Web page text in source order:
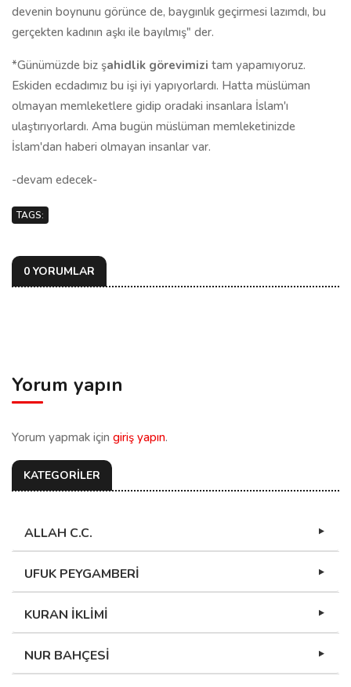
devenin boynunu görünce de, baygınlık geçirmesi lazımdı, bu
gerçekten kadının aşkı ile bayılmış" der.
*Günümüzde biz şahidlik görevimizi tam yapamıyoruz.
Eskiden ecdadımız bu işi iyi yapıyorlardı. Hatta müslüman
olmayan memleketlere gidip oradaki insanlara İslam'ı
ulaştırıyorlardı. Ama bugün müslüman memleketinizde
İslam'dan haberi olmayan insanlar var.
-devam edecek-
TAGS:
0 YORUMLAR
Yorum yapın
Yorum yapmak için giriş yapın.
KATEGORİLER
ALLAH C.C.
UFUK PEYGAMBERİ
KURAN İKLİMİ
NUR BAHÇESİ